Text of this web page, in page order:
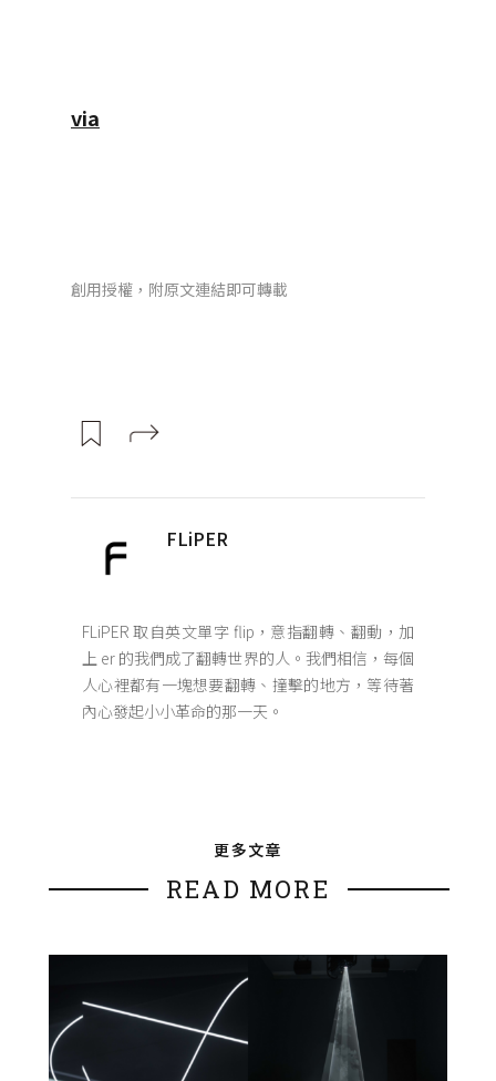
via
創用授權，附原文連結即可轉載
FLiPER
FLiPER 取自英文單字 flip，意指翻轉、翻動，加
上 er 的我們成了翻轉世界的人。我們相信，每個
人心裡都有一塊想要翻轉、撞擊的地方，等待著
內心發起小小革命的那一天。
更多文章
READ MORE